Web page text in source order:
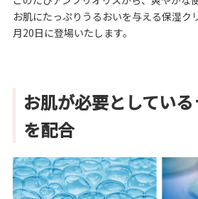
お肌にたっぷりうるおいを与える保湿ク
月20日に登場いたします。
お肌が必要としてい
を配合